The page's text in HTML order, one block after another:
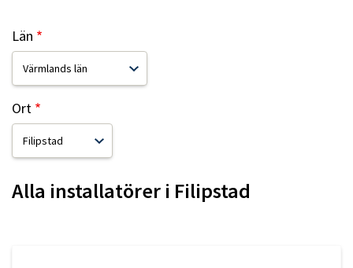
Län
Ort
Alla installatörer i Filipstad